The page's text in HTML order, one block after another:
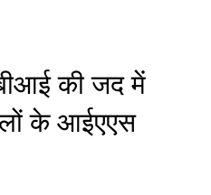
की जद में
के आईएएस